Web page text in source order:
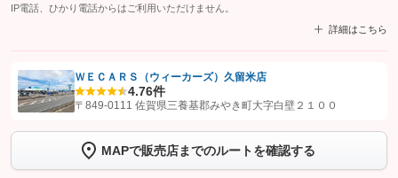
IP電話、ひかり電話からはご利用いただけません。
詳細はこちら
【STEP1】認証画面でグーネットを友だち追加してから「許可する」ボタンを押
トーク画面で
ボタンをタップして問い合わせを
完了してください。
ＷＥＣＡＲＳ（ウィーカーズ）久留米店
4.76件
〒849-0111 佐賀県三養基郡みやき町大字白壁２１００
MAPで販売店までのルートを確認する